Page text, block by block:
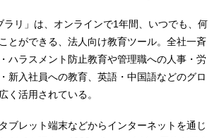
ラリ」は、オンラインで1年間、いつでも、何
とができる、法人向け教育ツール。全社一斉
ハラスメント防止教育や管理職への人事・労
新入社員への教育、英語・中国語などのグロ
く活用されている。
ブレット端末などからインターネットを通じ